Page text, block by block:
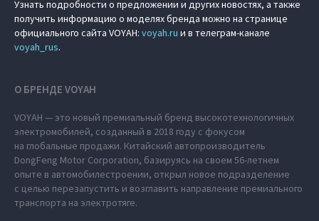
Узнать подробности о предложении и других новостях, а также
получить информацию о моделях бренда можно на странице
официального сайта VOYAH: voyah.ru и в телеграм-канале
voyah_rus.
О БРЕНДЕ VOYAH
VOYAH — это новый премиальный бренд высокотехнологичных
электромобилей, созданный в 2018 году с фокусом
на глобальные продажи. Китайский автопроизводитель
DongFeng Motor Corporation, базируясь на своем 56-летнем
опыте в автомобилестроении, открыл новое подразделение
с целью перезапустить и возглавить направление премиального
транспорта на электротяге.